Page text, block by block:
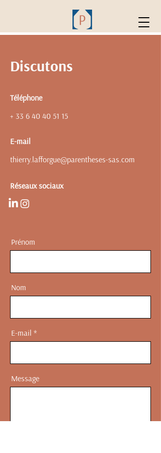
Discutons
Téléphone
+ 33 6 40 40 51 15
E-mail
thierry.lafforgue@parentheses-sas.com
Réseaux sociaux
Prénom
Nom
E-mail
Message